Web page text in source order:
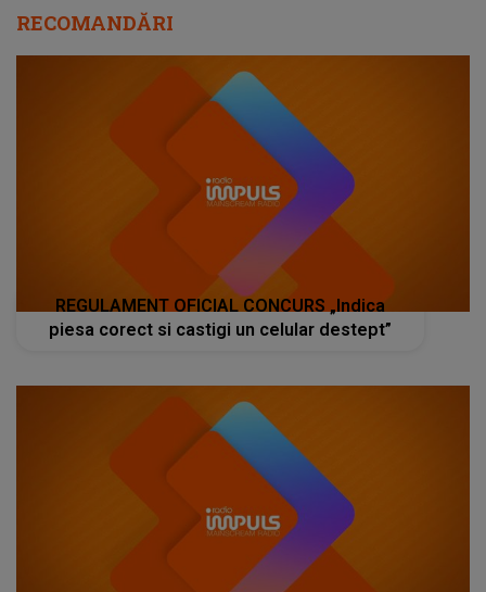
RECOMANDĂRI
REGULAMENT OFICIAL CONCURS „Indica
piesa corect si castigi un celular destept”